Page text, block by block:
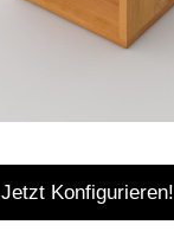
Jetzt Konfigurieren!